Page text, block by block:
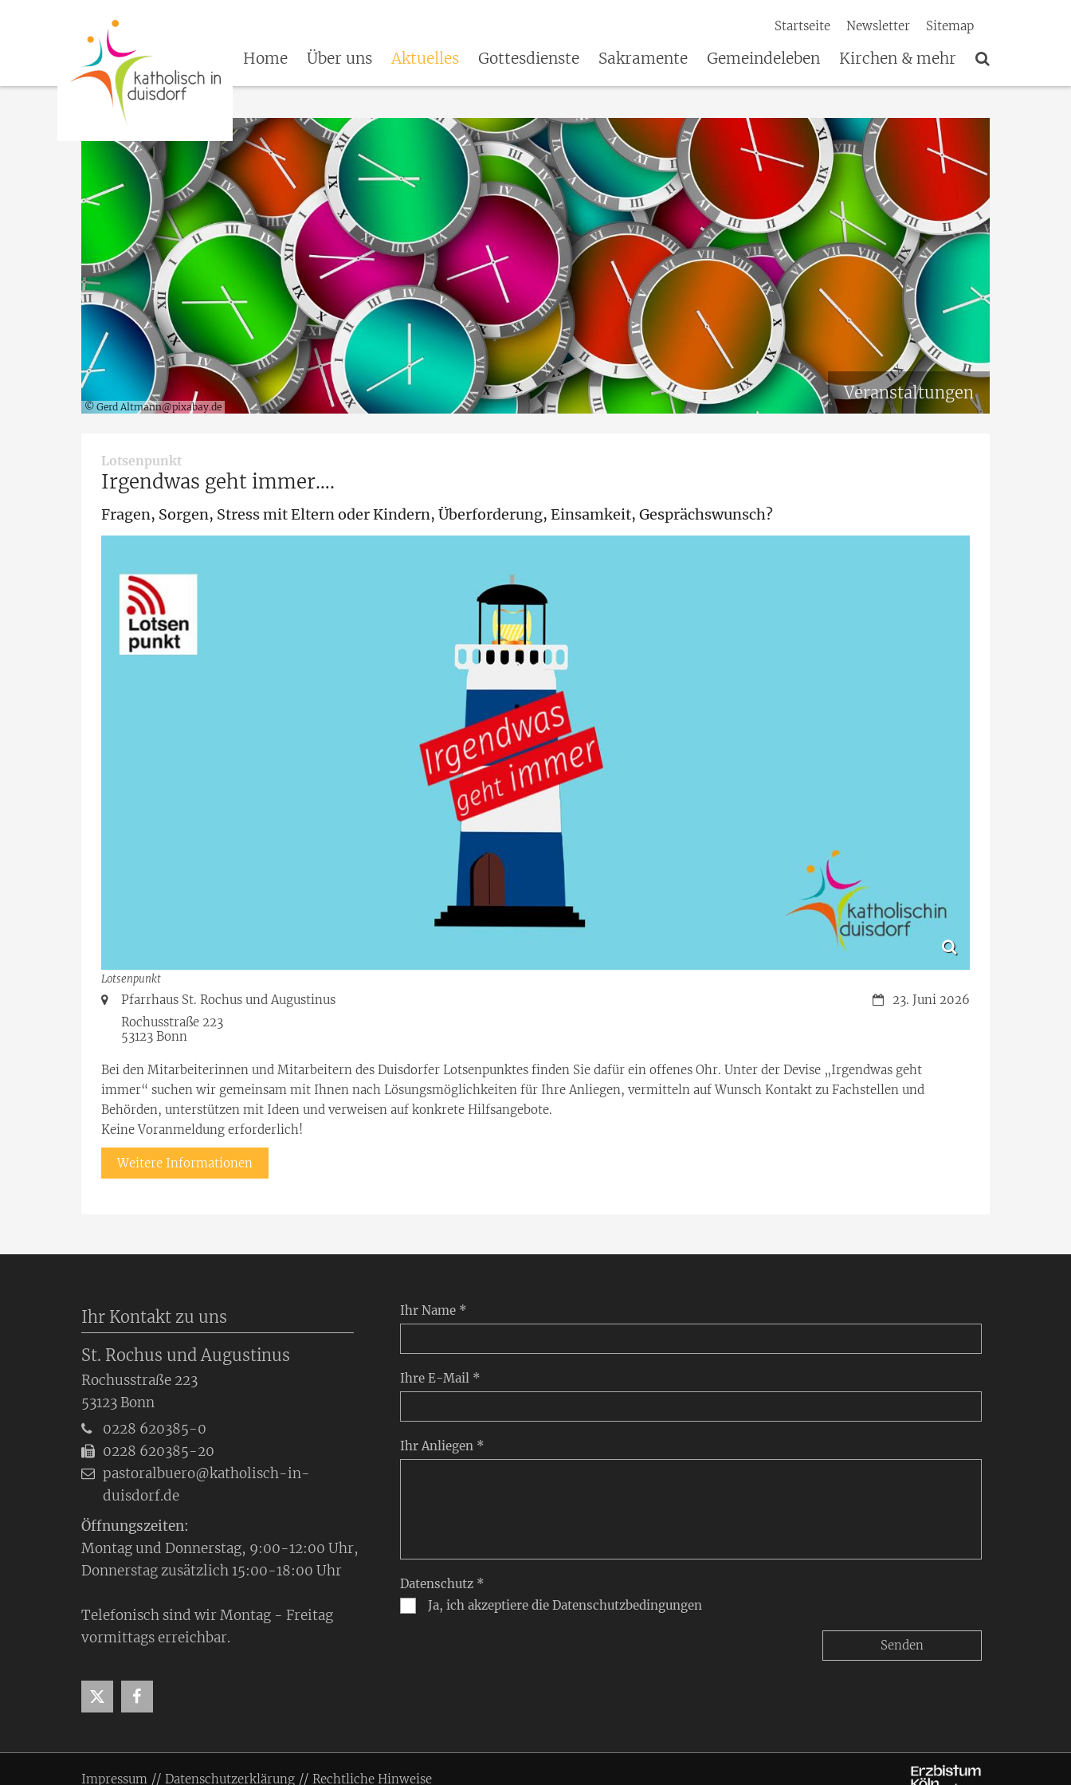
Startseite Newsletter Sitemap
Home Über uns Aktuelles Gottesdienste Sakramente Gemeindeleben Kirchen & mehr
© Gerd Altmann@pixabay.de
Veranstaltungen
Lotsenpunkt:
Irgendwas geht immer….
Fragen, Sorgen, Stress mit Eltern oder Kindern, Überforderung, Einsamkeit, Gesprächswunsch?
Lotsenpunkt
Datum:23. Juni 2026
Ort:Pfarrhaus St. Rochus und Augustinus
Rochusstraße 223
53123 Bonn
Bei den Mitarbeiterinnen und Mitarbeitern des Duisdorfer Lotsenpunktes finden Sie dafür ein offenes Ohr. Unter der Devise „Irgendwas geht
immer“ suchen wir gemeinsam mit Ihnen nach Lösungsmöglichkeiten für Ihre Anliegen, vermitteln auf Wunsch Kontakt zu Fachstellen und
Behörden, unterstützen mit Ideen und verweisen auf konkrete Hilfsangebote.
Keine Voranmeldung erforderlich!
Weitere Informationen
Ihr Name *
Ihre E-Mail *
Ihr Anliegen *
Datenschutz *
Ja, ich akzeptiere die Datenschutzbedingungen
Ihr Kontakt zu uns
St. Rochus und Augustinus
Rochusstraße 223
53123 Bonn
0228 620385-0
0228 620385-20
pastoralbuero@katholisch-in-
duisdorf.de
Öffnungszeiten:
Montag und Donnerstag, 9:00-12:00 Uhr,
Donnerstag zusätzlich 15:00-18:00 Uhr
Telefonisch sind wir Montag - Freitag
vormittags erreichbar.
Impressum Datenschutzerklärung Rechtliche Hinweise